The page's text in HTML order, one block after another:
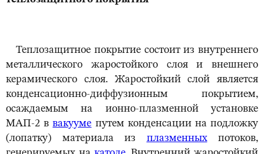
Теплозащитное покрытие состоит из внутреннего
металлического жаростойкого слоя и внешнего
керамического слоя. Жаростойкий слой является
конденсационно-диффузионным покрытием,
осаждаемым на ионно-плазменной установке
МАП-2 ввакууме путем конденсации на подложку
(лопатку) материала из плазменныхпотоков,